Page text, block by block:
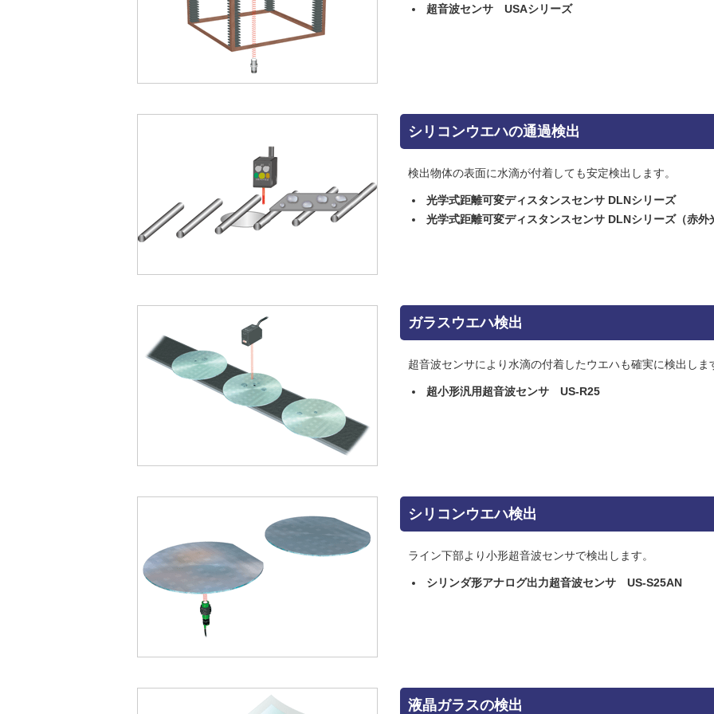
超音波センサ USAシリーズ
シリコンウエハの通過検出
検出物体の表面に水滴が付着しても安定検出します。
光学式距離可変ディスタンスセンサ DLNシリーズ
光学式距離可変ディスタンスセンサ DLNシリーズ（赤外
ガラスウエハ検出
超音波センサにより水滴の付着したウエハも確実に検出しま
超小形汎用超音波センサ US-R25
シリコンウエハ検出
ライン下部より小形超音波センサで検出します。
シリンダ形アナログ出力超音波センサ US-S25AN
液晶ガラスの検出